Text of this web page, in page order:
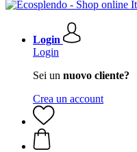
Login
Login
Sei un nuovo cliente?
Crea un account